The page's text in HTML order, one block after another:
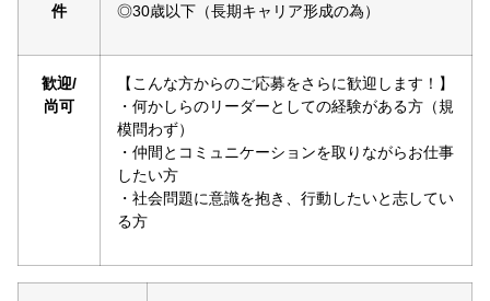
件 ◎30歳以下（長期キャリア形成の為）
歓迎/
尚可
【こんな方からのご応募をさらに歓迎します！】
・何かしらのリーダーとしての経験がある方（規
模問わず）
・仲間とコミュニケーションを取りながらお仕事
したい方
・社会問題に意識を抱き、行動したいと志してい
る方